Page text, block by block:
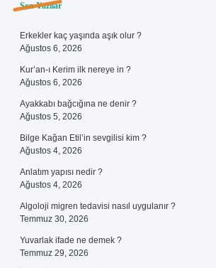
Sidebar
Son Yazılar
Erkekler kaç yaşında aşık olur ?
Ağustos 6, 2026
Kur’an-ı Kerim ilk nereye in ?
Ağustos 6, 2026
Ayakkabı bağcığına ne denir ?
Ağustos 5, 2026
Bilge Kağan Etil’in sevgilisi kim ?
Ağustos 4, 2026
Anlatım yapısı nedir ?
Ağustos 4, 2026
Algoloji migren tedavisi nasıl uygulanır ?
Temmuz 30, 2026
Yuvarlak ifade ne demek ?
Temmuz 29, 2026